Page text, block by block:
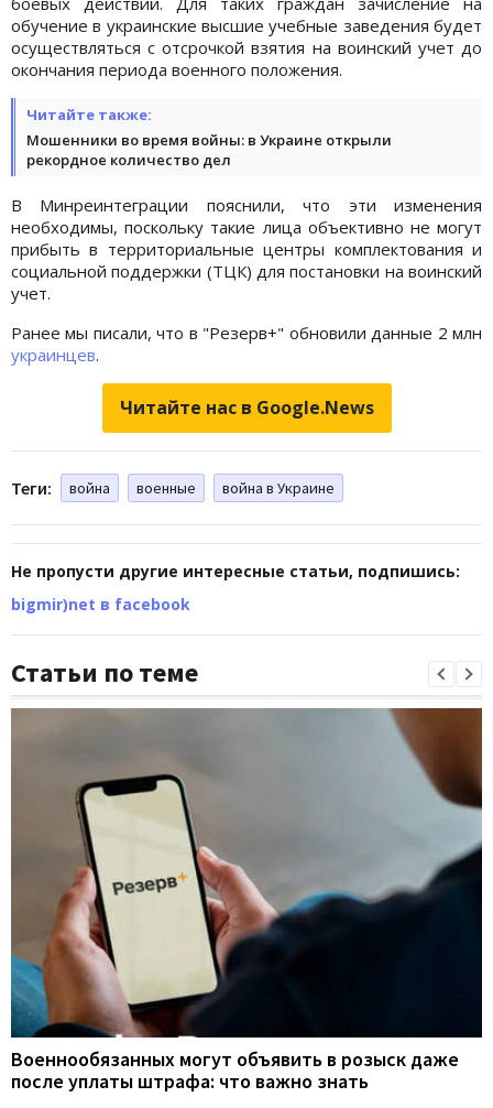
обучение в украинские высшие учебные заведения будет
осуществляться с отсрочкой взятия на воинский учет до
окончания периода военного положения.
Читайте также:
Мошенники во время войны: в Украине открыли
рекордное количество дел
В Минреинтеграции пояснили, что эти изменения
необходимы, поскольку такие лица объективно не могут
прибыть в территориальные центры комплектования и
социальной поддержки (ТЦК) для постановки на воинский
учет.
Ранее мы писали, что в "Резерв+" обновили данные 2 млн
украинцев.
Читайте нас в Google.News
Теги: война военные война в Украине
Не пропусти другие интересные статьи, подпишись:
bigmir)net в facebook
Статьи по теме
Военнообязанных могут объявить в розыск даже
после уплаты штрафа: что важно знать